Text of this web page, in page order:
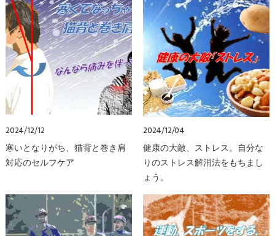
2024/12/12
寒いとなりがち、猫背と巻き肩
対応のセルフケア
2024/12/04
健康の大敵、ストレス。自分な
りのストレス解消法をもちまし
ょう。